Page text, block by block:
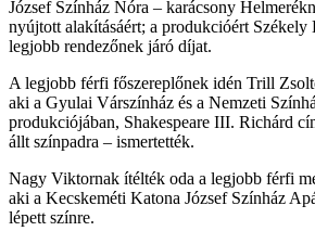
József Színház Nóra – karácsony
nyújtott alakításáért; a produkcióért Székely
legjobb rendezőnek járó díjat.
A legjobb férfi főszereplőnek idén Trill
aki a Gyulai Várszínház és a Nemzeti
produkciójában, Shakespeare III. Richárd
állt színpadra – ismertették.
Nagy Viktornak ítélték oda a legjobb férfi
aki a Kecskeméti Katona József Színház
lépett színre.